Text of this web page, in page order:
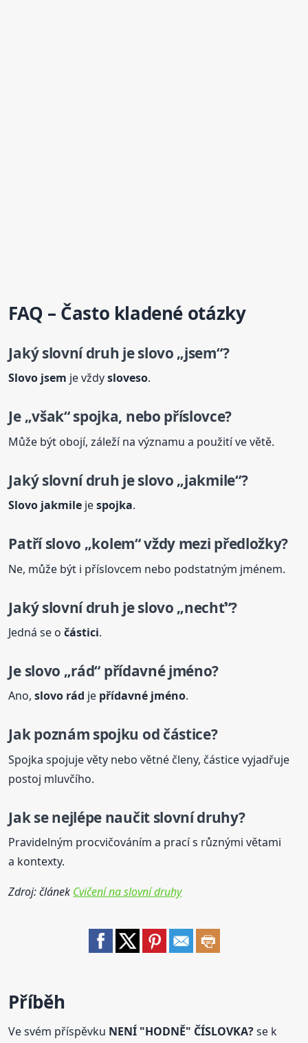
FAQ – Často kladené otázky
Jaký slovní druh jeslovo „jsem“?
Slovo jsem je vždysloveso.
Je „však“ spojka, nebo příslovce?
Může být obojí, záleží na významu a použití ve větě.
Jaký slovní druh jeslovo „jakmile“?
Slovo jakmile jespojka.
Patříslovo „kolem“ vždy mezi předložky?
Ne, může být i příslovcem nebo podstatným jménem.
Jaký slovní druh jeslovo „nechť“?
Jedná se očástici.
Je slovo „rád“ přídavné jméno?
Ano,slovo rád je přídavné jméno.
Jak poznám spojku od částice?
Spojka spojuje věty nebo větné členy, částice vyjadřuje
postoj mluvčího.
Jak se nejlépe naučit slovní druhy?
Pravidelným procvičováním a prací s různými větami
a kontexty.
Zdroj: článek Cvičení na slovní druhy
Příběh
Ve svém příspěvku NENÍ "HODNĚ" ČÍSLOVKA?se k